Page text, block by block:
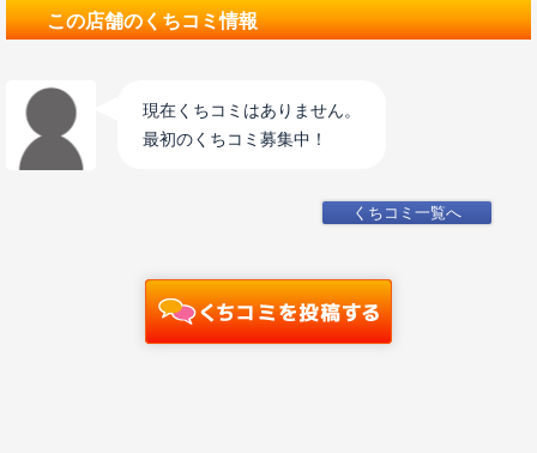
この店舗のくちコミ情報
現在くちコミはありません。
最初のくちコミ募集中！
くちコミ一覧へ